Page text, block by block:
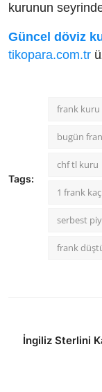
kurunun
Güncel döviz
tikopara.com.tr
Tags:
frank kuru
bugün
chf tl kuru
1 frank
serbest
frank
İngiliz Sterlini